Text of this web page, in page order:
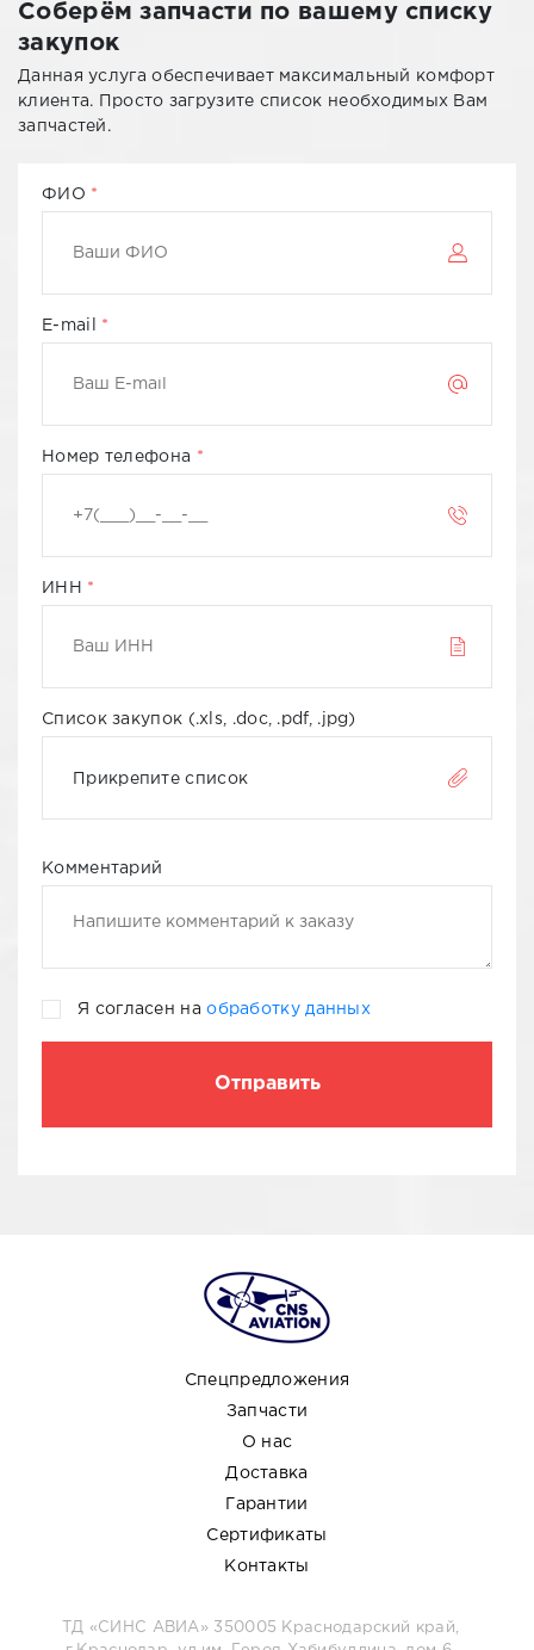
Соберём запчасти по вашему списку
закупок
Данная услуга обеспечивает максимальный комфорт
клиента. Просто загрузите список необходимых Вам
запчастей.
ФИО
E-mail
Номер телефона
ИНН
Список закупок (.xls, .doc, .pdf, .jpg)
Прикрепите список
Комментарий
Я согласен наобработку данных
Спецпредложения
Запчасти
О нас
Доставка
Гарантии
Сертификаты
Контакты
ТД «СИНС АВИА» 350005 Краснодарский край,